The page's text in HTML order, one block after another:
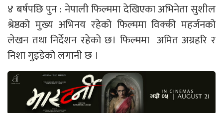
४ बर्षपछि पुन : नेपाली फिल्ममा देखिएका अभिनेता सुशील
श्रेष्ठको मुख्य अभिनय रहेको फिल्ममा विक्की महर्जनको
लेखन तथा निर्देशन रहेको छ। फिल्ममा अमित अग्रहरि र
निशा गुइडेको लगानी छ ।